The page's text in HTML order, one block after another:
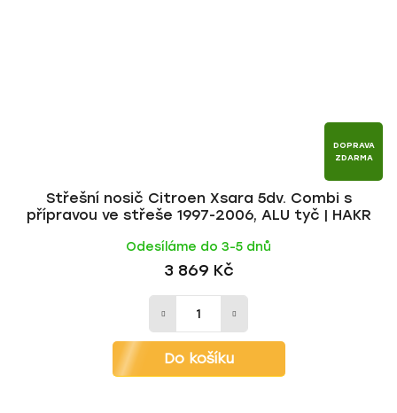
DOPRAVA
ZDARMA
Střešní nosič Citroen Xsara 5dv. Combi s
přípravou ve střeše 1997-2006, ALU tyč | HAKR
Odesíláme do 3-5 dnů
3 869 Kč
Do košíku